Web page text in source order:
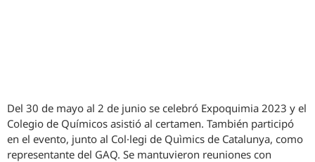
Del 30 de mayo al 2 de junio se celebró Expoquimia 2023 y el
Colegio de Químicos asistió al certamen. También participó
en el evento, junto al Col·legi de Quìmics de Catalunya, como
representante del GAQ. Se mantuvieron reuniones con